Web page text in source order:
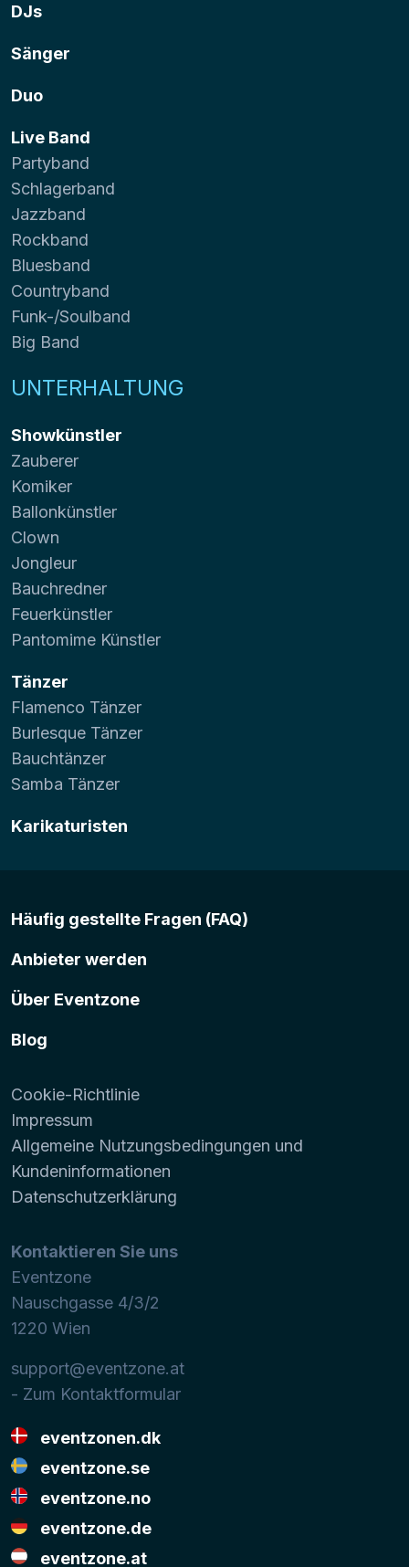
DJs
Sänger
Duo
Live Band
Partyband
Schlagerband
Jazzband
Rockband
Bluesband
Countryband
Funk-/Soulband
Big Band
UNTERHALTUNG
Showkünstler
Zauberer
Komiker
Ballonkünstler
Clown
Jongleur
Bauchredner
Feuerkünstler
Pantomime Künstler
Tänzer
Flamenco Tänzer
Burlesque Tänzer
Bauchtänzer
Samba Tänzer
Karikaturisten
Häufig gestellte Fragen (FAQ)
Anbieter werden
Über Eventzone
Blog
Cookie-Richtlinie
Impressum
Allgemeine Nutzungsbedingungen und
Kundeninformationen
Datenschutzerklärung
Kontaktieren Sie uns
Eventzone
Nauschgasse 4/3/2
1220 Wien
support@eventzone.at
- Zum Kontaktformular
eventzonen.dk
eventzone.se
eventzone.no
eventzone.de
eventzone.at